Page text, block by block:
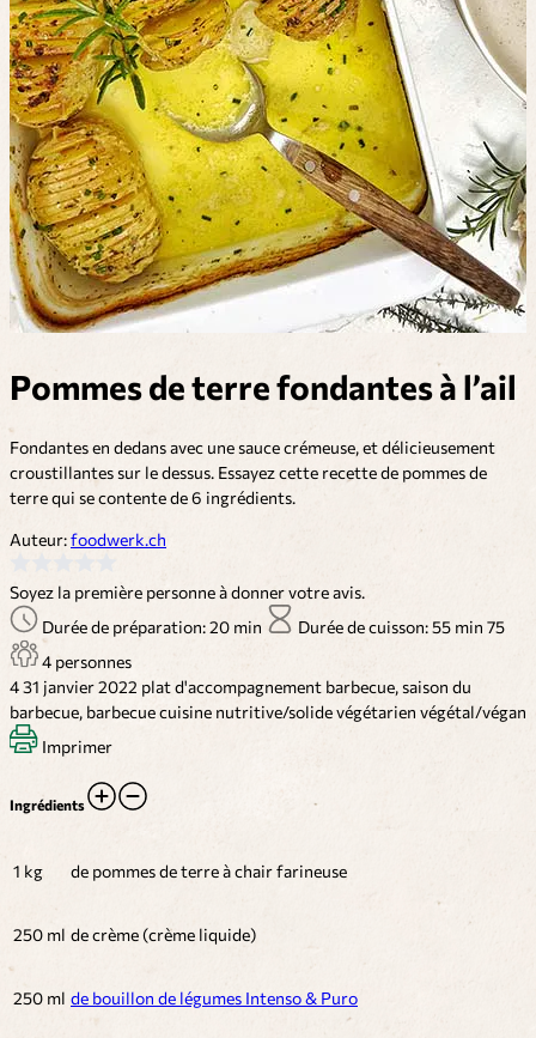
Pommes de terre fondantes à l’ail
Fondantes en dedans avec une sauce crémeuse, et délicieusement
croustillantes sur le dessus. Essayez cette recette de pommes de
terre qui se contente de 6 ingrédients.
Auteur:foodwerk.ch
Soyez la première personne à donner votre avis.
Durée de préparation: 20 min
Durée de cuisson: 55 min 75
4 personnes
431 janvier 2022 plat d'accompagnement barbecue, saison du
barbecue, barbecuecuisine nutritive/solidevégétarien végétal/végan
Imprimer
Ingrédients
1 kg de pommes de terre à chair farineuse
250 ml de crème (crème liquide)
250 ml de bouillon de légumes Intenso & Puro